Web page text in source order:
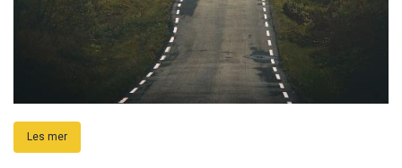
Les mer